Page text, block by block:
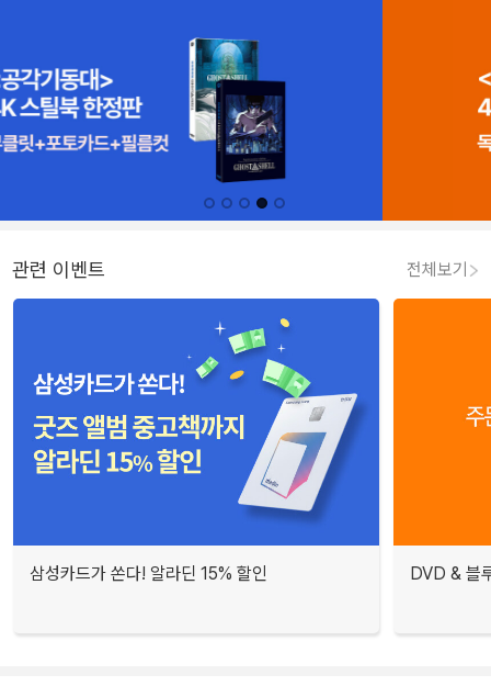
관련 이벤트 전체보기
삼성카드가 쏜다! 알라딘 15% 할인 DVD & 블